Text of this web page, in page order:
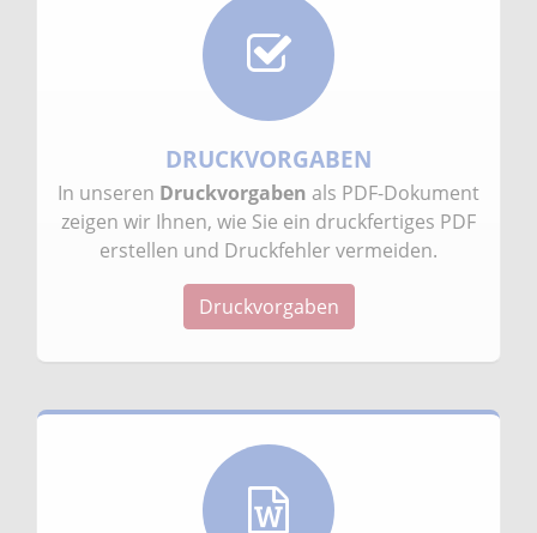
DRUCKVORGABEN
In unseren Druckvorgaben als PDF-Dokument
zeigen wir Ihnen, wie Sie ein druckfertiges PDF
erstellen und Druckfehler vermeiden.
Druckvorgaben